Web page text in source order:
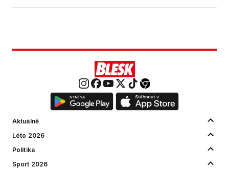
Aktuálně
Léto 2026
Politika
Sport 2026